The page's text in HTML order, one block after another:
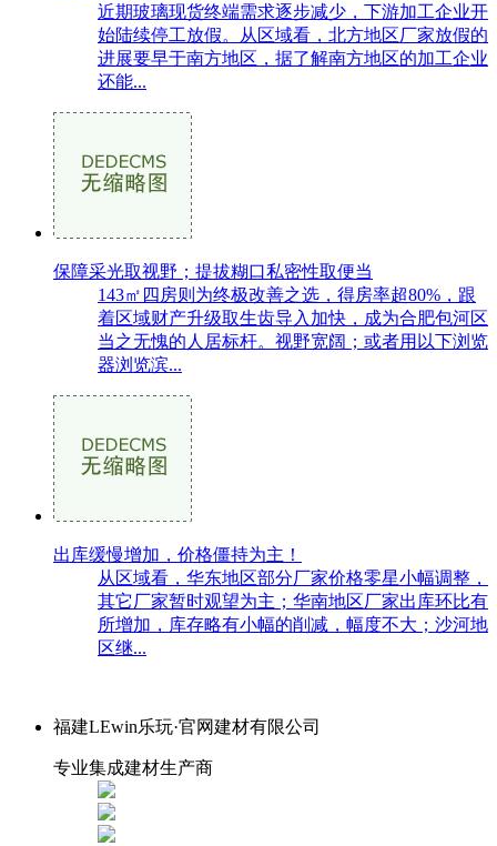
近期玻璃现货终端需求逐步减少，下游加工企业开
始陆续停工放假。从区域看，北方地区厂家放假的
进展要早于南方地区，据了解南方地区的加工企业
还能...
保障采光取视野；提拔糊口私密性取便当
143㎡四房则为终极改善之选，得房率超80%，跟
着区域财产升级取生齿导入加快，成为合肥包河区
当之无愧的人居标杆。视野宽阔；或者用以下浏览
器浏览滨...
出库缓慢增加，价格僵持为主！
从区域看，华东地区部分厂家价格零星小幅调整，
其它厂家暂时观望为主；华南地区厂家出库环比有
所增加，库存略有小幅的削减，幅度不大；沙河地
区继...
福建LEwin乐玩·官网建材有限公司
专业集成建材生产商